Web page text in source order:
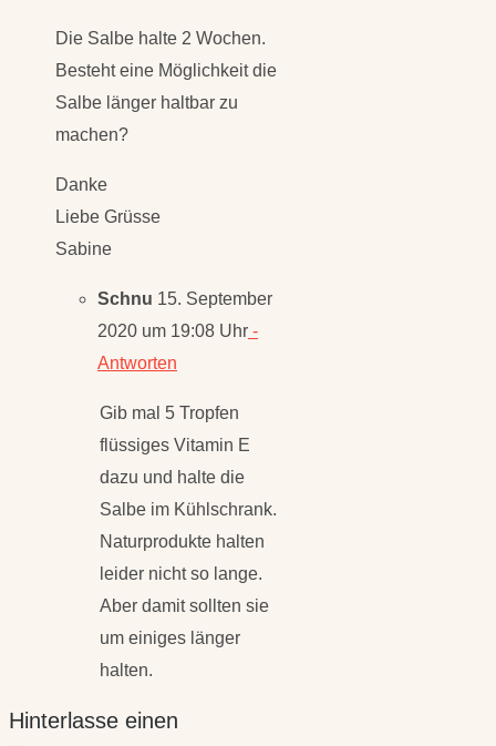
Besteht eine Möglichkeit die
Salbe länger haltbar zu
machen?
Liebe Grüsse
Sabine
2020 um 19:08 Uhr-
Antworten
flüssiges Vitamin E
dazu und halte die
Salbe im Kühlschrank.
Naturprodukte halten
leider nicht so lange.
Aber damit sollten sie
um einiges länger
halten.
Kommentar